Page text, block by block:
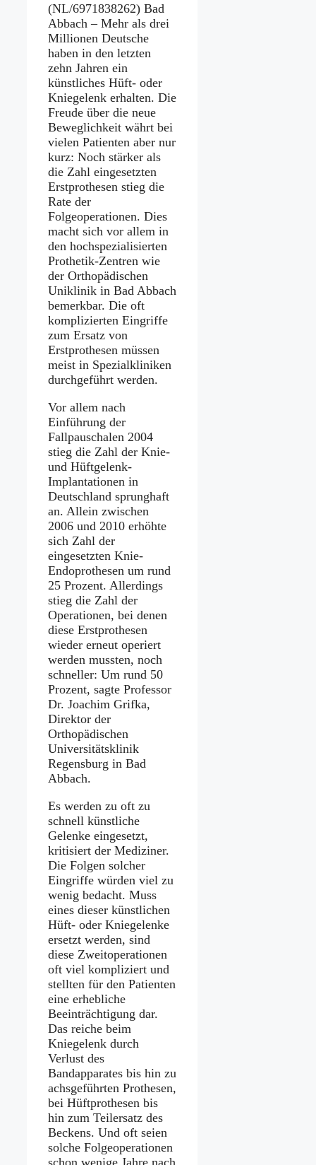
(NL/6971838262) Bad
Abbach – Mehr als drei
Millionen Deutsche
haben in den letzten
zehn Jahren ein
künstliches Hüft- oder
Kniegelenk erhalten. Die
Freude über die neue
Beweglichkeit währt bei
vielen Patienten aber nur
kurz: Noch stärker als
die Zahl eingesetzten
Erstprothesen stieg die
Rate der
Folgeoperationen. Dies
macht sich vor allem in
den hochspezialisierten
Prothetik-Zentren wie
der Orthopädischen
Uniklinik in Bad Abbach
bemerkbar. Die oft
komplizierten Eingriffe
zum Ersatz von
Erstprothesen müssen
meist in Spezialkliniken
durchgeführt werden.
Vor allem nach
Einführung der
Fallpauschalen 2004
stieg die Zahl der Knie-
und Hüftgelenk-
Implantationen in
Deutschland sprunghaft
an. Allein zwischen
2006 und 2010 erhöhte
sich Zahl der
eingesetzten Knie-
Endoprothesen um rund
25 Prozent. Allerdings
stieg die Zahl der
Operationen, bei denen
diese Erstprothesen
wieder erneut operiert
werden mussten, noch
schneller: Um rund 50
Prozent, sagte Professor
Dr. Joachim Grifka,
Direktor der
Orthopädischen
Universitätsklinik
Regensburg in Bad
Abbach.
Es werden zu oft zu
schnell künstliche
Gelenke eingesetzt,
kritisiert der Mediziner.
Die Folgen solcher
Eingriffe würden viel zu
wenig bedacht. Muss
eines dieser künstlichen
Hüft- oder Kniegelenke
ersetzt werden, sind
diese Zweitoperationen
oft viel kompliziert und
stellten für den Patienten
eine erhebliche
Beeinträchtigung dar.
Das reiche beim
Kniegelenk durch
Verlust des
Bandapparates bis hin zu
achsgeführten Prothesen,
bei Hüftprothesen bis
hin zum Teilersatz des
Beckens. Und oft seien
solche Folgeoperationen
schon wenige Jahre nach